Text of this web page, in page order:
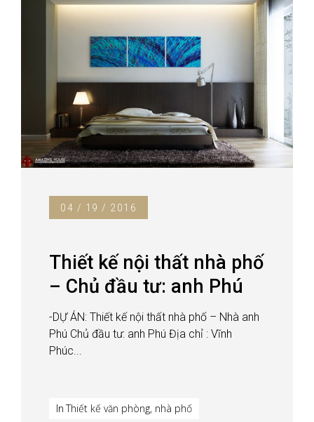
04 / 19 / 2016
Thiết kế nội thất nhà phố
– Chủ đầu tư: anh Phú
-DỰ ÁN: Thiết kế nội thất nhà phố – Nhà anh
Phú Chủ đầu tư: anh Phú Địa chỉ : Vĩnh
Phúc...
InThiết kế văn phòng, nhà phố